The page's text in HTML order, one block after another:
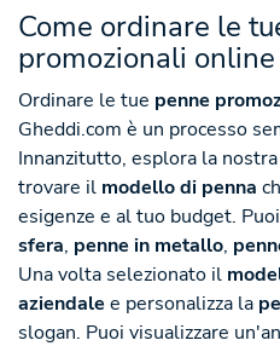
Come ordinare le
promozionali online
Ordinare le tue penne
Gheddi.com è un processo
Innanzitutto, esplora la nostra
trovare il modello di penna
esigenze e al tuo budget. Puoi
sfera, penne in metallo,
Una volta selezionato il
aziendale e personalizza la
slogan. Puoi visualizzare